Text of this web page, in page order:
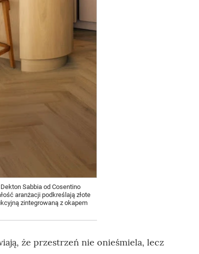
Sabbia od Cosentino
aranżacji podkreślają złote
zintegrowaną z okapem
że przestrzeń nie onieśmiela, lecz